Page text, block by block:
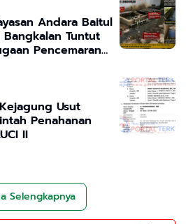
Andara Baitul
Tuntut
Pencemaran
Usut
Penahanan
II
Selengkapnya